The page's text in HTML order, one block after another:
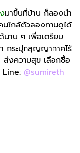
มาขึ้นที่บ้าน ก็ลองนำ
นใกล้ตัวลองทานดูได้
นาน ๆ เพื่อเตรียม
กระปุกสุญญากาศไร้
ส่งความสุข เลือกซื้อ
Line: @sumireth